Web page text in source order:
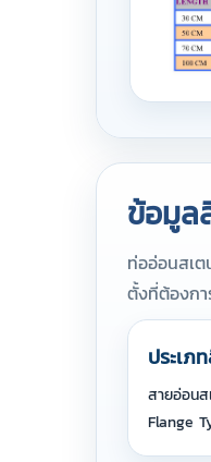
ข้อมูล
ท่ออ่อนสเ
ตั้งที่ต้องก
ประเภ
สายอ่อน
Flange